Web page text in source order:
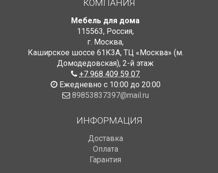
КОМПАНИЯ
Мебель для дома
115563, Россия,
г. Москва,
Каширское шоссе 61К3А, ТЦ «Москва» (м.
Домодедовская), 2-й этаж
+7 968 409 59 07
Ежедневно с 10:00 до 20:00
89853837397@mail.ru
ИНФОРМАЦИЯ
Доставка
Оплата
Гарантия